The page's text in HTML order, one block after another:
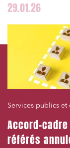
29.01.26
Services publics et
Accord-
référés